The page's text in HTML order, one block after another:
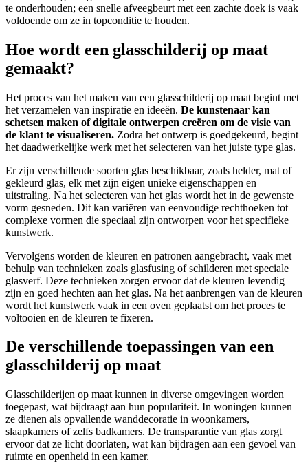
te onderhouden; een snelle afveegbeurt met een zachte doek is vaak
voldoende om ze in topconditie te houden.
Hoe wordt een glasschilderij op maat
gemaakt?
Het proces van het maken van een glasschilderij op maat begint met
het verzamelen van inspiratie en ideeën. De kunstenaar kan
schetsen maken of digitale ontwerpen creëren om de visie van
de klant te visualiseren. Zodra het ontwerp is goedgekeurd, begint
het daadwerkelijke werk met het selecteren van het juiste type glas.
Er zijn verschillende soorten glas beschikbaar, zoals helder, mat of
gekleurd glas, elk met zijn eigen unieke eigenschappen en
uitstraling. Na het selecteren van het glas wordt het in de gewenste
vorm gesneden. Dit kan variëren van eenvoudige rechthoeken tot
complexe vormen die speciaal zijn ontworpen voor het specifieke
kunstwerk.
Vervolgens worden de kleuren en patronen aangebracht, vaak met
behulp van technieken zoals glasfusing of schilderen met speciale
glasverf. Deze technieken zorgen ervoor dat de kleuren levendig
zijn en goed hechten aan het glas. Na het aanbrengen van de kleuren
wordt het kunstwerk vaak in een oven geplaatst om het proces te
voltooien en de kleuren te fixeren.
De verschillende toepassingen van een
glasschilderij op maat
Glasschilderijen op maat kunnen in diverse omgevingen worden
toegepast, wat bijdraagt aan hun populariteit. In woningen kunnen
ze dienen als opvallende wanddecoratie in woonkamers,
slaapkamers of zelfs badkamers. De transparantie van glas zorgt
ervoor dat ze licht doorlaten, wat kan bijdragen aan een gevoel van
ruimte en openheid in een kamer.